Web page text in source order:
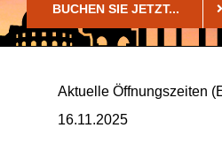
BUCHEN SIE JETZT...
Aktuelle Öffnungszeiten
16.11.2025